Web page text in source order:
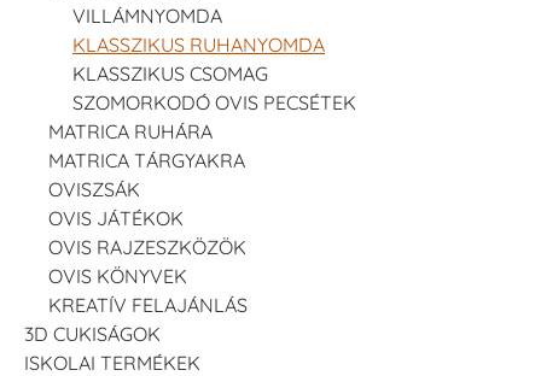
VILLÁMNYOMDA
KLASSZIKUS RUHANYOMDA
KLASSZIKUS CSOMAG
SZOMORKODÓ OVIS PECSÉTEK
MATRICA RUHÁRA
MATRICA TÁRGYAKRA
OVISZSÁK
OVIS JÁTÉKOK
OVIS RAJZESZKÖZÖK
OVIS KÖNYVEK
KREATÍV FELAJÁNLÁS
3D CUKISÁGOK
ISKOLAI TERMÉKEK